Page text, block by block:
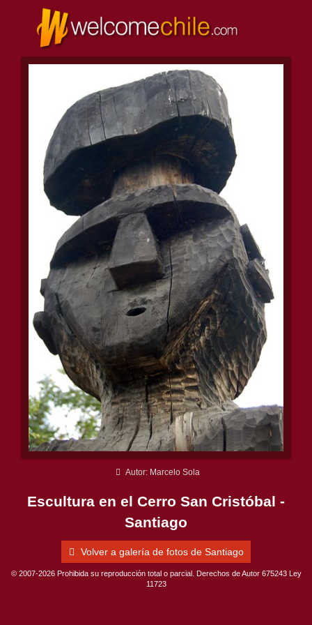
Autor: Marcelo Sola
Escultura en el Cerro San Cristóbal -
Santiago
Volver a galería de fotos de Santiago
© 2007-2026 Prohibida su reproducción total o parcial. Derechos de Autor 675243 Ley
11723